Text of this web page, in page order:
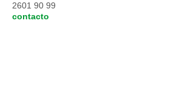
2601 90 99
contacto